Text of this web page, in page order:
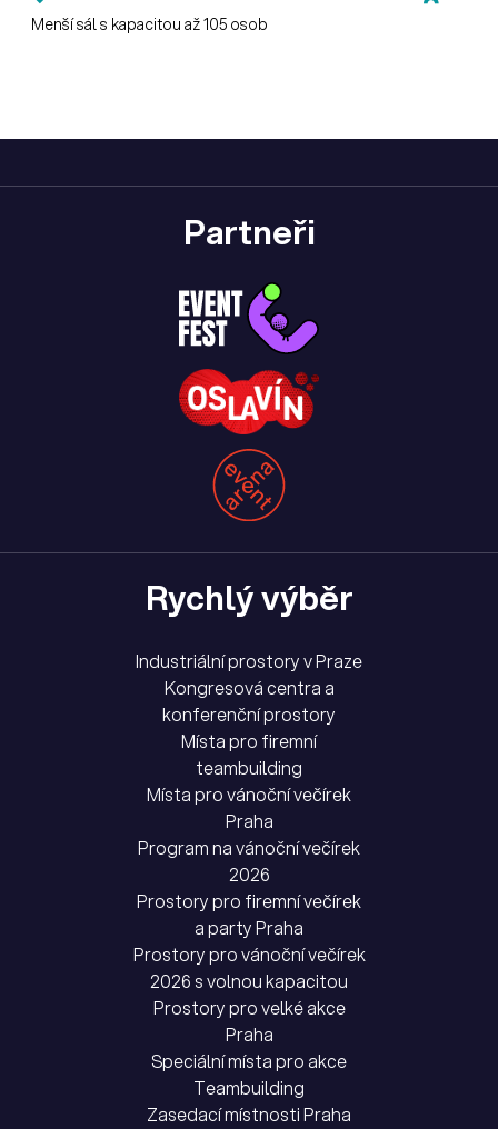
Menší sál s kapacitou až 105 osob
Partneři
Rychlý výběr
Industriální prostory v Praze
Kongresová centra a
konferenční prostory
Místa pro firemní
teambuilding
Místa pro vánoční večírek
Praha
Program na vánoční večírek
2026
Prostory pro firemní večírek
a party Praha
Prostory pro vánoční večírek
2026 s volnou kapacitou
Prostory pro velké akce
Praha
Speciální místa pro akce
Teambuilding
Zasedací místnosti Praha